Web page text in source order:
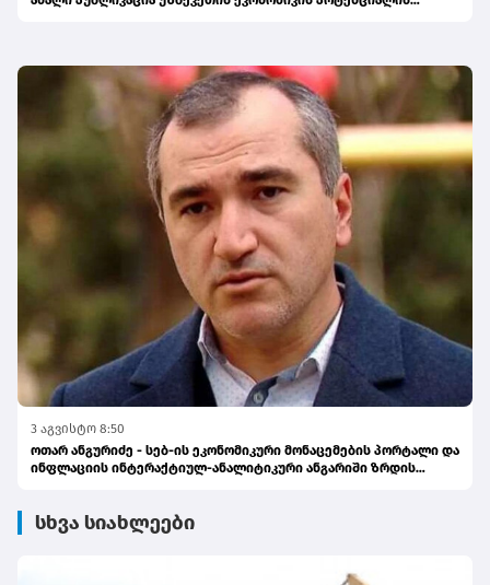
3 აგვისტო 8:50
ოთარ ანგურიძე - სებ-ის ეკონომიკური მონაცემების პორტალი და
ინფლაციის ინტერაქტიულ-ანალიტიკური ანგარიში ზრდის
სხვა სიახლეები